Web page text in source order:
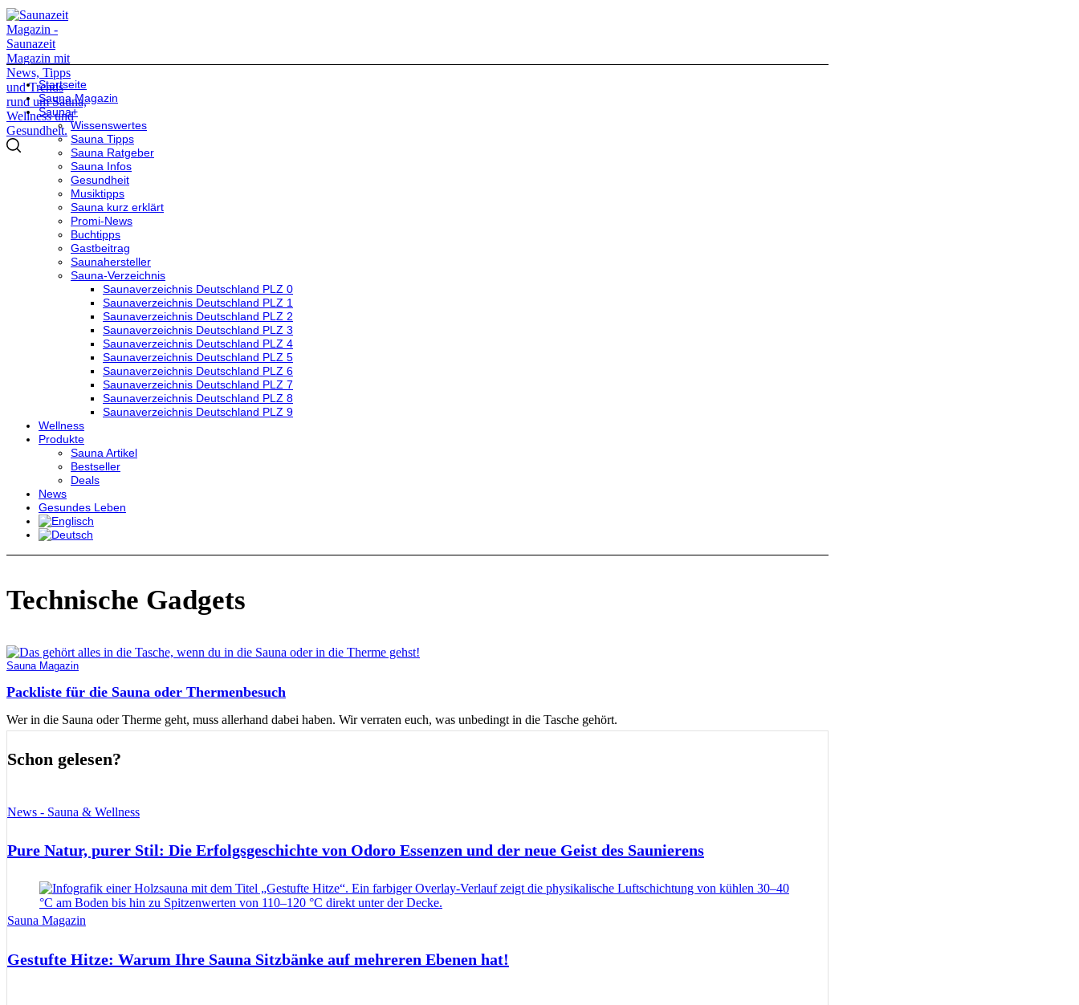
Startseite
Sauna Magazin
Sauna+
Wissenswertes
Sauna Tipps
Sauna Ratgeber
Sauna Infos
Gesundheit
Musiktipps
Sauna kurz erklärt
Promi-News
Buchtipps
Gastbeitrag
Saunahersteller
Sauna-Verzeichnis
Saunaverzeichnis Deutschland PLZ 0
Saunaverzeichnis Deutschland PLZ 1
Saunaverzeichnis Deutschland PLZ 2
Saunaverzeichnis Deutschland PLZ 3
Saunaverzeichnis Deutschland PLZ 4
Saunaverzeichnis Deutschland PLZ 5
Saunaverzeichnis Deutschland PLZ 6
Saunaverzeichnis Deutschland PLZ 7
Saunaverzeichnis Deutschland PLZ 8
Saunaverzeichnis Deutschland PLZ 9
Wellness
Produkte
Sauna Artikel
Bestseller
Deals
News
Gesundes Leben
Technische Gadgets
Sauna Magazin
Packliste für die Sauna oder Thermenbesuch
Wer in die Sauna oder Therme geht, muss allerhand dabei haben. Wir verraten euch, was unbedingt in die Tasche gehört.
Schon gelesen?
News - Sauna & Wellness
Pure Natur, purer Stil: Die Erfolgsgeschichte von Odoro Essenzen und der neue Geist des Saunierens
Sauna Magazin
Gestufte Hitze: Warum Ihre Sauna Sitzbänke auf mehreren Ebenen hat!